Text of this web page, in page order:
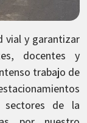
vial y garantizar
docentes y
trabajo de
de la